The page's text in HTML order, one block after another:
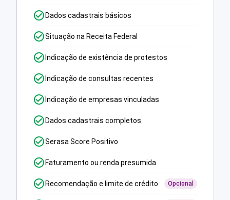
Dados cadastrais básicos
Situação na Receita Federal
Indicação de existência de protestos
Indicação de consultas recentes
Indicação de empresas vinculadas
Dados cadastrais completos
Serasa Score Positivo
Faturamento ou renda presumida
Recomendação e limite de crédito Opcional